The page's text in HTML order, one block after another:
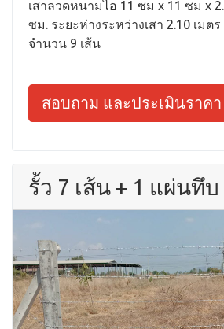
เสาลวดหนามไอ 11 ซม x 11 ซม x
ซม. ระยะห่างระหว่างเสา 2.10 เมต
จำนวน 9 เส้น
สอบถาม และประเมินราคา
รั้ว 7 เส้น + 1 แผ่นทึบ